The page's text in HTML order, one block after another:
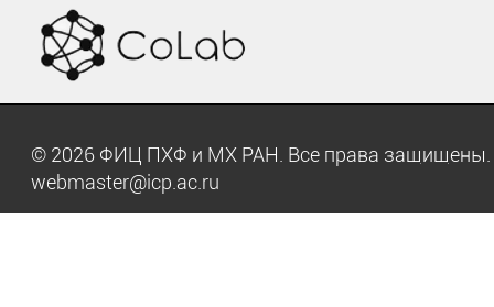
© 2026 ФИЦ ПХФ и МХ РАН. Все права
webmaster@icp.ac.ru